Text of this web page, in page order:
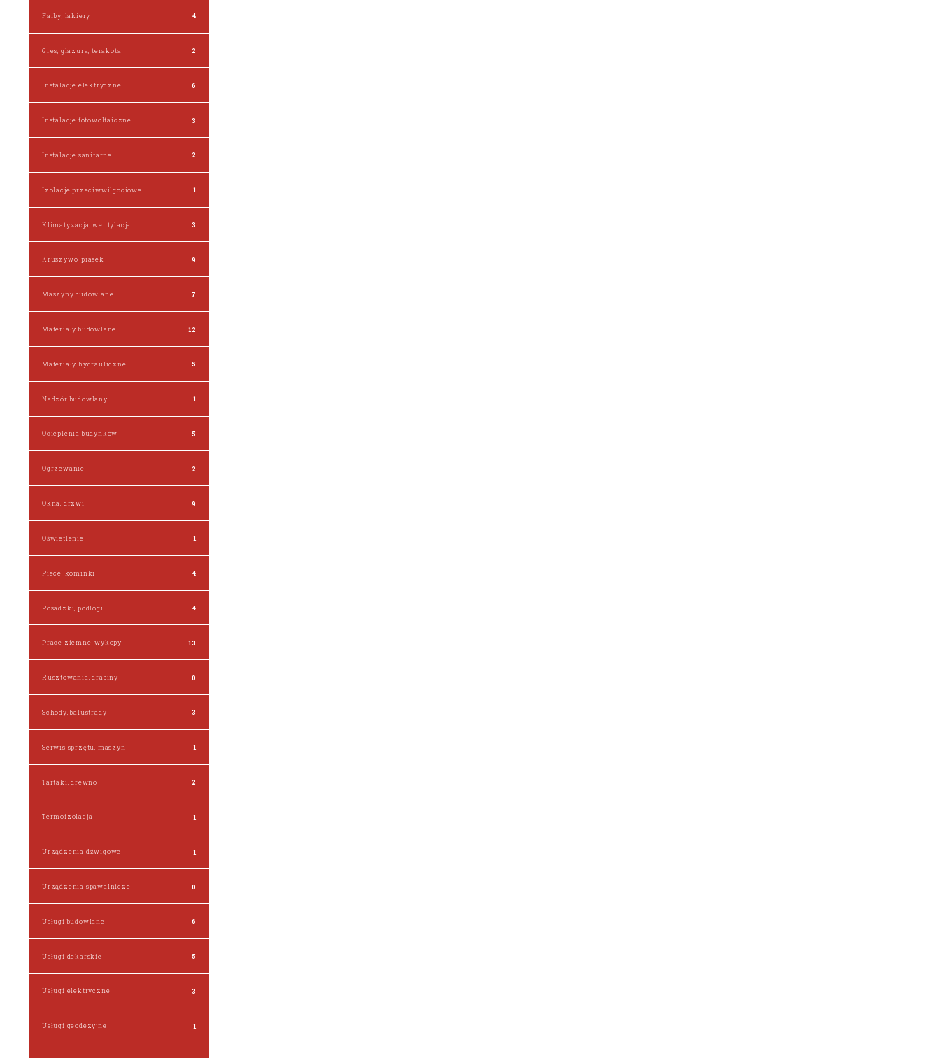
Farby, lakiery 4
Gres, glazura, terakota 2
Instalacje elektryczne 6
Instalacje fotowoltaiczne 3
Instalacje sanitarne 2
Izolacje przeciwwilgociowe 1
Klimatyzacja, wentylacja 3
Kruszywo, piasek 9
Maszyny budowlane 7
Materiały budowlane 12
Materiały hydrauliczne 5
Nadzór budowlany 1
Ocieplenia budynków 5
Ogrzewanie 2
Okna, drzwi 9
Oświetlenie 1
Piece, kominki 4
Posadzki, podłogi 4
Prace ziemne, wykopy 13
Rusztowania, drabiny 0
Schody, balustrady 3
Serwis sprzętu, maszyn 1
Tartaki, drewno 2
Termoizolacja 1
Urządzenia dźwigowe 1
Urządzenia spawalnicze 0
Usługi budowlane 6
Usługi dekarskie 5
Usługi elektryczne 3
Usługi geodezyjne 1